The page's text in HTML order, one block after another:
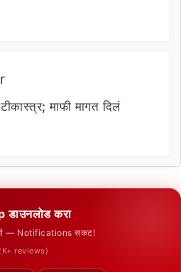
माफी मागत दिलं
डाउनलोड करा
आधी — Notifications सकट!
reviews)